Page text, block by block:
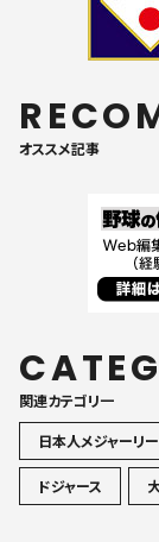
オススメ記事
関連カテゴリ一
日本人メジャーリ
ドジャース